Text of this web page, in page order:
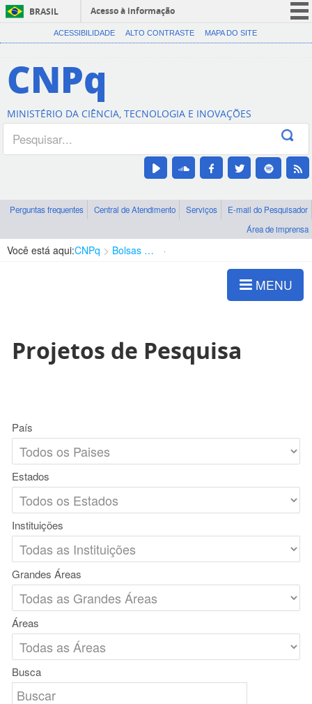
BRASIL
Acesso à informação
CORONAVÍRUS (COVID-19)
Canais
ACESSIBILIDADE ALTO CONTRASTE MAPA DO SITE
CNPq
MINISTÉRIO DA CIÊNCIA, TECNOLOGIA E INOVAÇÕES
Perguntas frequentes Central de Atendimento Serviços
E-mail do Pesquisador
Área de imprensa
Você está aqui:CNPq Bolsas e Auxílios Vigentes
MENU
Projetos de Pesquisa
País
Estados
Instituições
Grandes Áreas
Áreas
Busca